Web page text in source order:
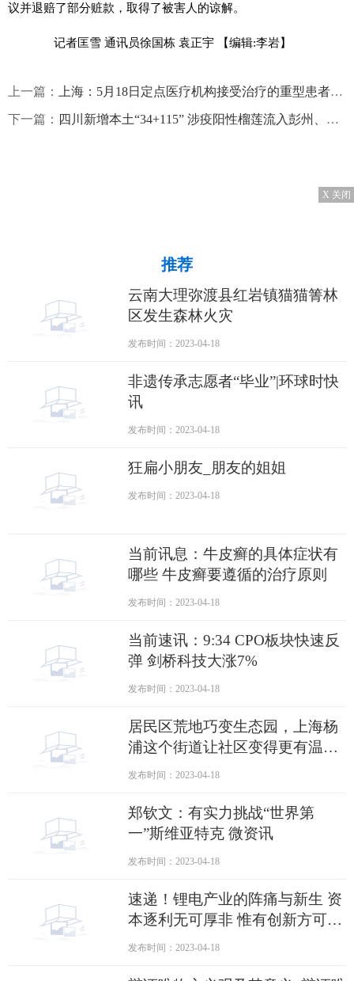
议并退赔了部分赃款，取得了被害人的谅解。
记者匡雪 通讯员徐国栋 袁正宇 【编辑:李岩】
上一篇： 上海：5月18日定点医疗机构接受治疗的重型患者203例 危重型60例
下一篇： 四川新增本土“34+115” 涉疫阳性榴莲流入彭州、雅安
X 关闭
推荐
云南大理弥渡县红岩镇猫猫箐林
区发生森林火灾
发布时间：2023-04-18
非遗传承志愿者“毕业”|环球时快
讯
发布时间：2023-04-18
狂扁小朋友_朋友的姐姐
发布时间：2023-04-18
当前讯息：牛皮癣的具体症状有
哪些 牛皮癣要遵循的治疗原则
发布时间：2023-04-18
当前速讯：9:34 CPO板块快速反
弹 剑桥科技大涨7%
发布时间：2023-04-18
居民区荒地巧变生态园，上海杨
浦这个街道让社区变得更有温度
焦点快报
发布时间：2023-04-18
郑钦文：有实力挑战“世界第
一”斯维亚特克 微资讯
发布时间：2023-04-18
速递！锂电产业的阵痛与新生 资
本逐利无可厚非 惟有创新方可穿
越周期
发布时间：2023-04-18